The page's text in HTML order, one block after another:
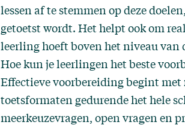
lessen af te stemmen op deze
getoetst wordt. Het helpt ook om
leerling hoeft boven het niveau van
Hoe kun je leerlingen het beste
Effectieve voorbereiding begint met
toetsformaten gedurende het hele
meerkeuzevragen, open vragen en